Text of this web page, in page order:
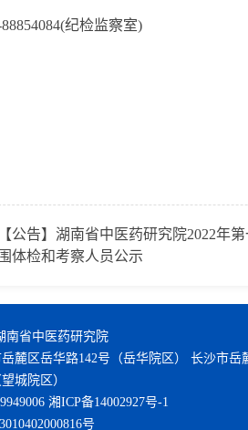
纪检监察室)
【公告】湖南省中医药研究院2022年
体检和考察人员公示
南省中医药研究院
麓区岳华路142号（岳华院区） 长沙市
城院区）
湘ICP备14002927号-1
号